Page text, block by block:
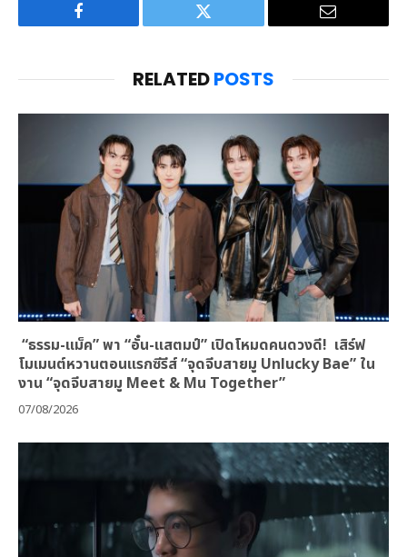
Facebook Twitter Email
RELATEDPOSTS
“ธรรม-แม็ค” พา “อั๋น-แสตมป์” เปิดโหมดคนดวงดี! เสิร์ฟ
โมเมนต์หวานตอนแรกซีรีส์ “จุดจีบสายมู Unlucky Bae” ใน
งาน “จุดจีบสายมู Meet & Mu Together”
07/08/2026